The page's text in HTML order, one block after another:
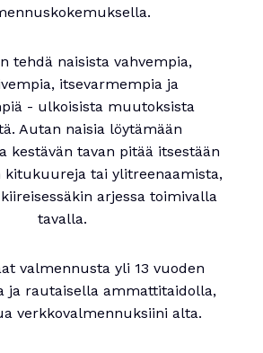
tehdä naisista vahvempia,
itsevarmempia ja
- ulkoisista muutoksista
Autan naisia löytämään
kestävän tavan pitää itsestään
tai ylitreenaamista,
arjessa toimivalla
tavalla.
valmennusta yli 13 vuoden
ja rautaisella ammattitaidolla,
verkkovalmennuksiini alta.